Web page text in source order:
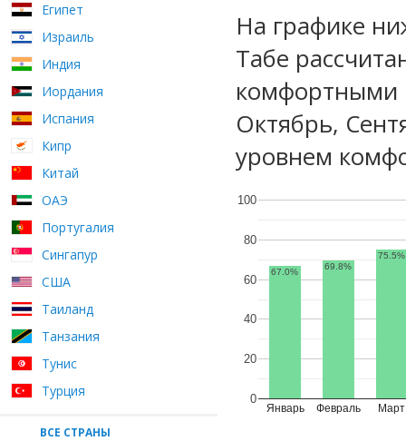
Египет
Израиль
Индия
Иордания
Испания
Кипр
Китай
ОАЭ
Португалия
Сингапур
США
Таиланд
Танзания
Тунис
Турция
ВСЕ СТРАНЫ
На графике
Табе
комфортными
Октябрь,
уровнем
Январь Февраль Март
0
20
40
60
80
100
67.0%
69.8%
75.5%